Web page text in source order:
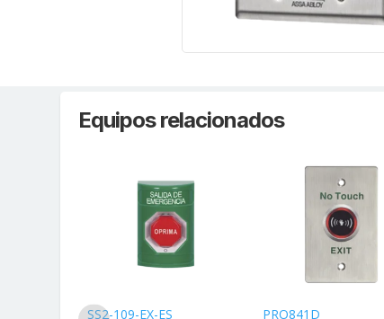
Equipos relacionados
SS2-109-EX-ES PRO841D